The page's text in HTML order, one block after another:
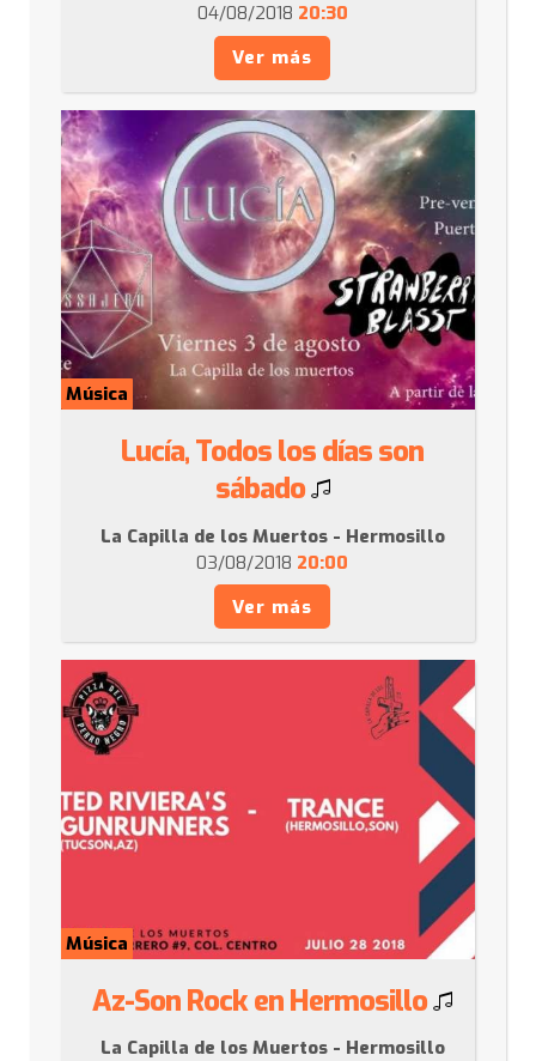
04/08/2018 20:30
Ver más
Música
Lucía, Todos los días son
sábado
La Capilla de los Muertos - Hermosillo
03/08/2018 20:00
Ver más
Música
Az-Son Rock en Hermosillo
La Capilla de los Muertos - Hermosillo